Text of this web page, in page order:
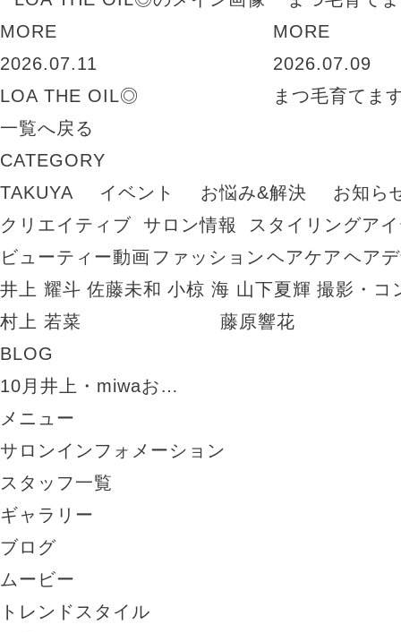
MORE
2026.07.11
LOA THE OIL◎
MORE
2026.07.09
まつ毛育てま
一覧へ戻る
CATEGORY
TAKUYA
イベント お悩み&解決
お知ら
クリエイティブ
サロン情報
スタイリングア
ビューティー動画 ファッションヘアケアヘア
井上 耀斗 佐藤未和 小椋 海 山下夏輝 撮影・コ
村上 若菜
藤原響花
BLOG
10月井上・miwaお…
メニュー
サロンインフォメーション
スタッフ一覧
ギャラリー
ブログ
ムービー
トレンドスタイル